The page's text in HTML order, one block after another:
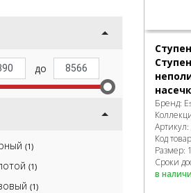
(1)
(1)
(1)
Бренд:
Артикул:
Код
Размер:
Сроки
в